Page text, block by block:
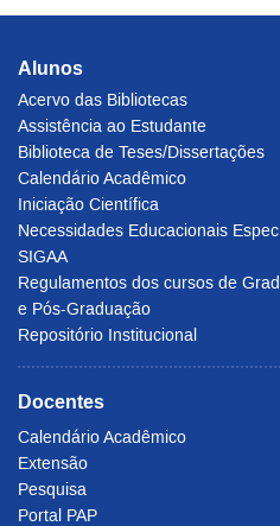
Alunos
Acervo das Bibliotecas
Assistência ao Estudante
Biblioteca de Teses/Dissertações
Calendário Acadêmico
Iniciação Científica
Necessidades Educacionais
SIGAA
Regulamentos dos cursos de
e Pós-Graduação
Repositório Institucional
Docentes
Calendário Acadêmico
Extensão
Pesquisa
Portal PAP